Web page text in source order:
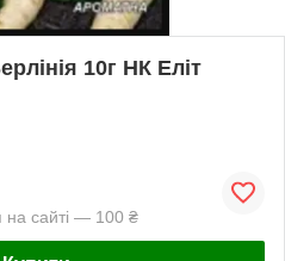
10г НК Еліт
на сайті — 100 ₴